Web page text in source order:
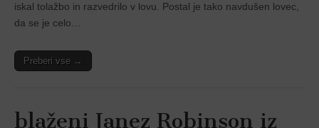
iskal tolažbo in razvedrilo v lovu. Postal je tako navdušen lovec,
da se je celo…
Preberi vse →
blaženi Janez Robinson iz